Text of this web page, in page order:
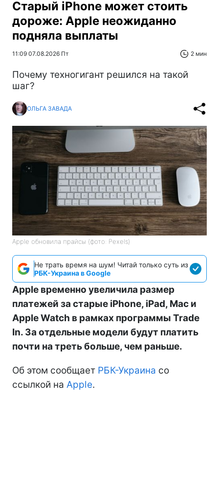
Старый iPhone может стоить
дороже: Apple неожиданно
подняла выплаты
11:09 07.08.2026 Пт 2 мин
Почему техногигант решился на такой
шаг?
ОЛЬГА ЗАВАДА
Apple обновила прайсы (фото: Pexels)
Не трать время на шум! Читай только суть из
РБК-Украина в Google
Apple временно увеличила размер
платежей за старые iPhone, iPad, Mac и
Apple Watch в рамках программы Trade
In. За отдельные модели будут платить
почти на треть больше, чем раньше.
Об этом сообщает РБК-Украина со
ссылкой на Apple.